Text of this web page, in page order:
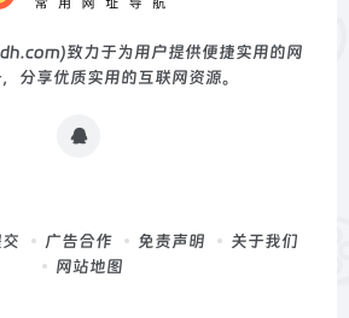
致力于为用户提供便捷实用的网
分享优质实用的互联网资源。
广告合作 免责声明
关于我们
网站地图